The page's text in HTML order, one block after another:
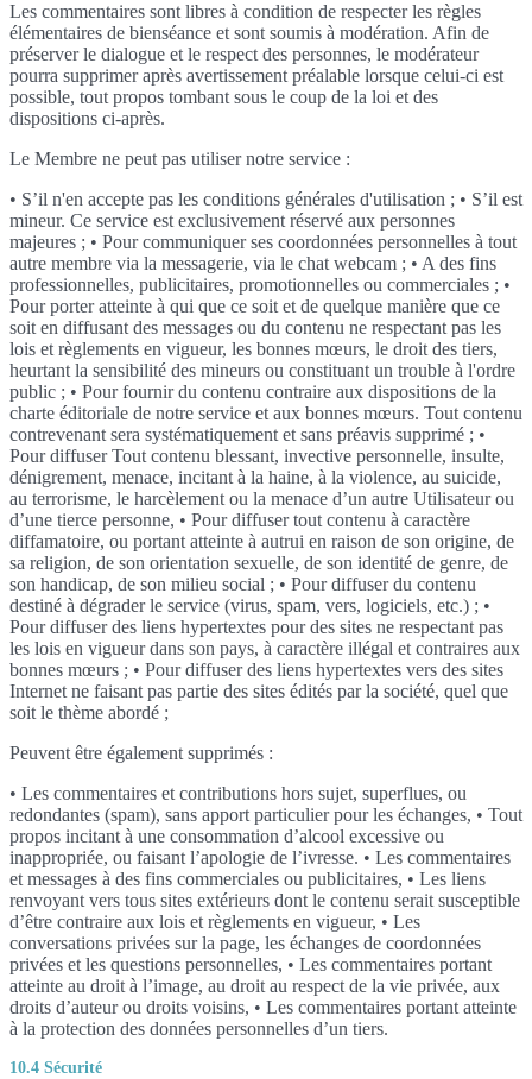
Les commentaires sont libres à condition de respecter les règles
élémentaires de bienséance et sont soumis à modération. Afin de
préserver le dialogue et le respect des personnes, le modérateur
pourra supprimer après avertissement préalable lorsque celui-ci est
possible, tout propos tombant sous le coup de la loi et des
dispositions ci-après.
Le Membre ne peut pas utiliser notre service :
• S’il n'en accepte pas les conditions générales d'utilisation ; • S’il est
mineur. Ce service est exclusivement réservé aux personnes
majeures ; • Pour communiquer ses coordonnées personnelles à tout
autre membre via la messagerie, via le chat webcam ; • A des fins
professionnelles, publicitaires, promotionnelles ou commerciales ; •
Pour porter atteinte à qui que ce soit et de quelque manière que ce
soit en diffusant des messages ou du contenu ne respectant pas les
lois et règlements en vigueur, les bonnes mœurs, le droit des tiers,
heurtant la sensibilité des mineurs ou constituant un trouble à l'ordre
public ; • Pour fournir du contenu contraire aux dispositions de la
charte éditoriale de notre service et aux bonnes mœurs. Tout contenu
contrevenant sera systématiquement et sans préavis supprimé ; •
Pour diffuser Tout contenu blessant, invective personnelle, insulte,
dénigrement, menace, incitant à la haine, à la violence, au suicide,
au terrorisme, le harcèlement ou la menace d’un autre Utilisateur ou
d’une tierce personne, • Pour diffuser tout contenu à caractère
diffamatoire, ou portant atteinte à autrui en raison de son origine, de
sa religion, de son orientation sexuelle, de son identité de genre, de
son handicap, de son milieu social ; • Pour diffuser du contenu
destiné à dégrader le service (virus, spam, vers, logiciels, etc.) ; •
Pour diffuser des liens hypertextes pour des sites ne respectant pas
les lois en vigueur dans son pays, à caractère illégal et contraires aux
bonnes mœurs ; • Pour diffuser des liens hypertextes vers des sites
Internet ne faisant pas partie des sites édités par la société, quel que
soit le thème abordé ;
Peuvent être également supprimés :
• Les commentaires et contributions hors sujet, superflues, ou
redondantes (spam), sans apport particulier pour les échanges, • Tout
propos incitant à une consommation d’alcool excessive ou
inappropriée, ou faisant l’apologie de l’ivresse. • Les commentaires
et messages à des fins commerciales ou publicitaires, • Les liens
renvoyant vers tous sites extérieurs dont le contenu serait susceptible
d’être contraire aux lois et règlements en vigueur, • Les
conversations privées sur la page, les échanges de coordonnées
privées et les questions personnelles, • Les commentaires portant
atteinte au droit à l’image, au droit au respect de la vie privée, aux
droits d’auteur ou droits voisins, • Les commentaires portant atteinte
à la protection des données personnelles d’un tiers.
10.4 Sécurité